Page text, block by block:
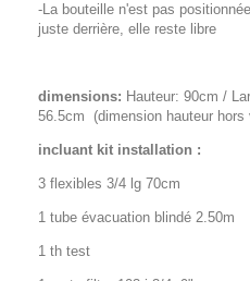
-La bouteille n'est pas
juste derrière, elle reste libre
dimensions: Hauteur: 90cm /
56.5cm (dimension hauteur hors
incluant kit installation :
3 flexibles 3/4 lg 70cm
1 tube évacuation blindé 2.50m
1 th test